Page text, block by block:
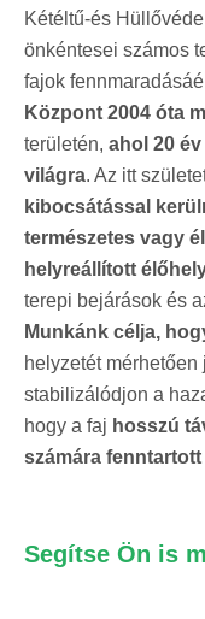
Kétéltű-és
önkéntesei számos
fajok
Központ 2004 óta
területén, ahol 20
világra. Az itt
kibocsátással
természetes vagy
helyreállított
terepi bejárások és
Munkánk célja,
helyzetét
stabilizálódjon a
hogy a faj hosszú
számára
Segítse Ön is